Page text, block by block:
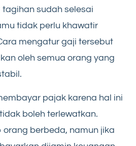
sudah selesai
tidak perlu khawatir
mengatur gaji tersebut
oleh semua orang yang
pajak karena hal ini
boleh terlewatkan.
berbeda, namun jika